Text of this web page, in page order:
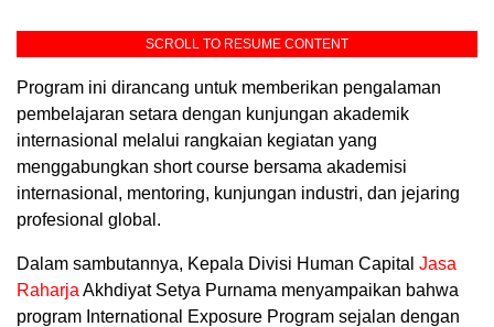
SCROLL TO RESUME CONTENT
Program ini dirancang untuk memberikan pengalaman
pembelajaran setara dengan kunjungan akademik
internasional melalui rangkaian kegiatan yang
menggabungkan short course bersama akademisi
internasional, mentoring, kunjungan industri, dan jejaring
profesional global.
Dalam sambutannya, Kepala Divisi Human Capital Jasa
Raharja Akhdiyat Setya Purnama menyampaikan bahwa
program International Exposure Program sejalan dengan